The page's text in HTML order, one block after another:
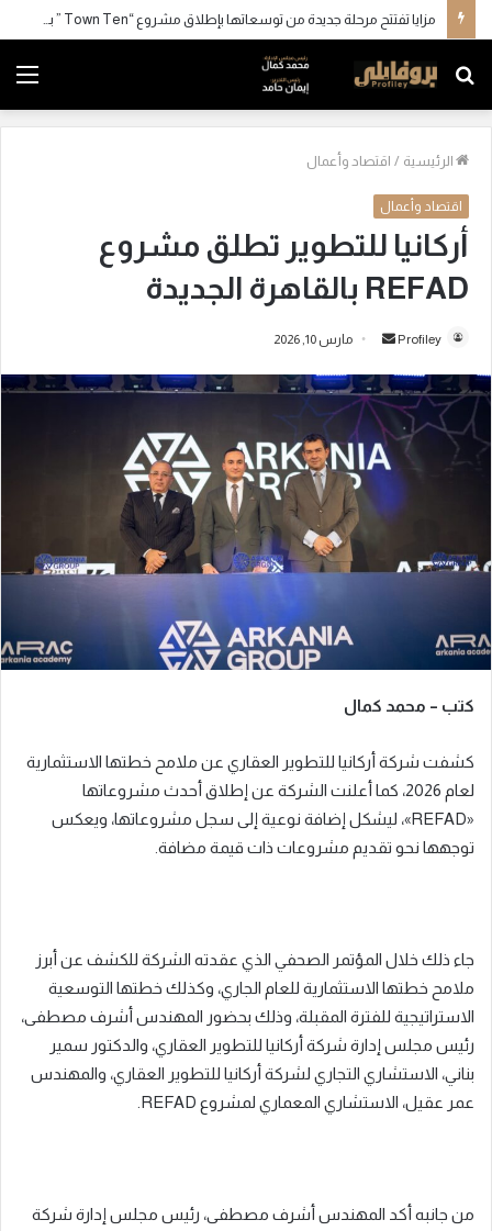
مزايا تفتتح مرحلة جديدة من توسعاتها بإطلاق مشروع “Town Ten ” بعرابي الجديدة بمدينة العبور
بحث
عن
الرئيسية / اقتصاد وأعمال
اقتصاد وأعمال
أركانيا للتطوير تطلق مشروع
REFAD بالقاهرة الجديدة
Profiley
س
ل
ب
إ
و
ي
مارس 10, 2026
كتب – محمد كمال
كشفت شركة أركانيا للتطوير العقاري عن ملامح خطتها الاستثمارية
لعام 2026، كما أعلنت الشركة عن إطلاق أحدث مشروعاتها
«REFAD»، ليشكل إضافة نوعية إلى سجل مشروعاتها، ويعكس
توجهها نحو تقديم مشروعات ذات قيمة مضافة.
جاء ذلك خلال المؤتمر الصحفي الذي عقدته الشركة للكشف عن أبرز
ملامح خطتها الاستثمارية للعام الجاري، وكذلك خطتها التوسعية
الاستراتيجية للفترة المقبلة، وذلك بحضور المهندس أشرف مصطفى،
رئيس مجلس إدارة شركة أركانيا للتطوير العقاري، والدكتور سمير
بناني، الاستشاري التجاري لشركة أركانيا للتطوير العقاري، والمهندس
عمر عقيل، الاستشاري المعماري لمشروع REFAD.
من جانبه أكد المهندس أشرف مصطفى، رئيس مجلس إدارة شركة